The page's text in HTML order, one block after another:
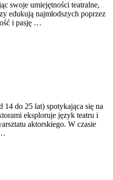
swoje umiejętności teatralne,
edukują najmłodszych poprzez
i pasję …
do 25 lat) spotykająca się na
eksploruje język teatru i
aktorskiego. W czasie